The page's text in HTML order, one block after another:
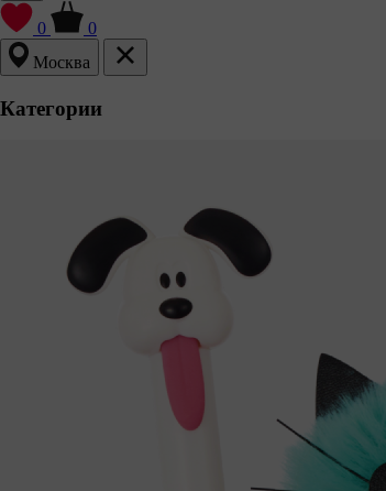
0
0
Москва
Категории